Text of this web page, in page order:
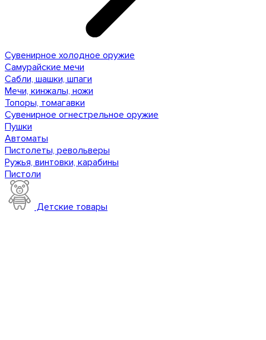
Сувенирное холодное оружие
Самурайские мечи
Сабли, шашки, шпаги
Мечи, кинжалы, ножи
Топоры, томагавки
Сувенирное огнестрельное оружие
Пушки
Автоматы
Пистолеты, револьверы
Ружья, винтовки, карабины
Пистоли
Детские товары